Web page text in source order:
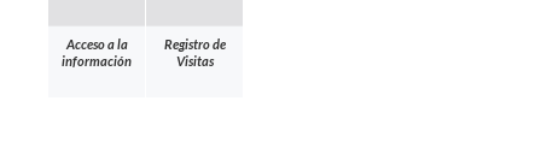
Acceso a la
información
Registro de
Visitas